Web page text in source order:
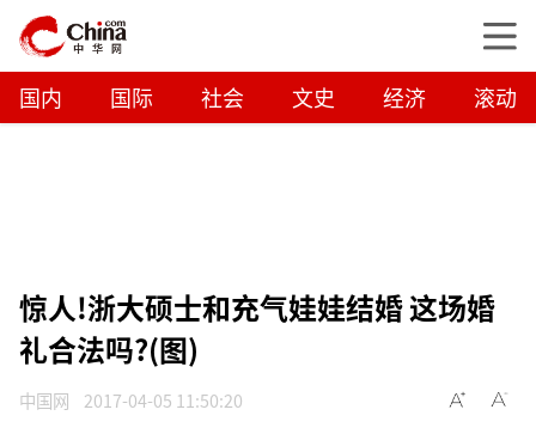
国内 国际 社会 文史 经济 滚动
惊人!浙大硕士和充气娃娃结婚 这场婚
礼合法吗?(图)
中国网 2017-04-05 11:50:20